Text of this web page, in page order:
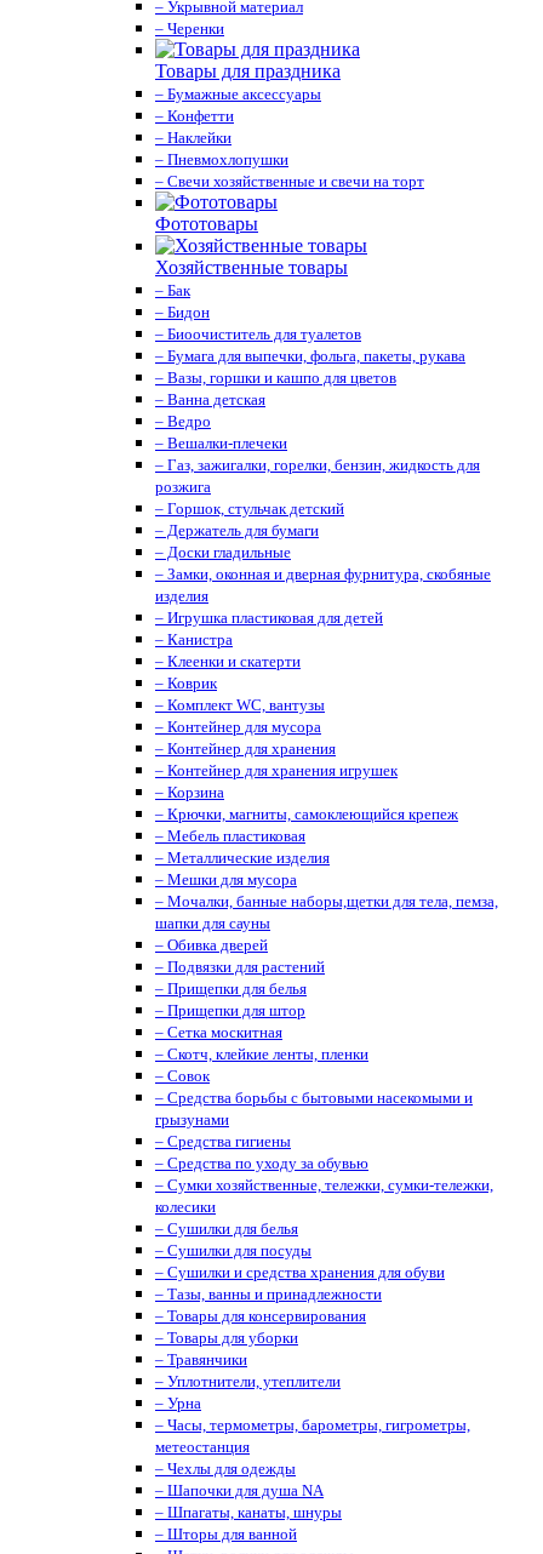
– Укрывной материал
– Черенки
Товары для праздника
– Бумажные аксессуары
– Конфетти
– Наклейки
– Пневмохлопушки
– Свечи хозяйственные и свечи на торт
Фототовары
Хозяйственные товары
– Бак
– Бидон
– Биоочиститель для туалетов
– Бумага для выпечки, фольга, пакеты, рукава
– Вазы, горшки и кашпо для цветов
– Ванна детская
– Ведро
– Вешалки-плечеки
– Газ, зажигалки, горелки, бензин, жидкость для
розжига
– Горшок, стульчак детский
– Держатель для бумаги
– Доски гладильные
– Замки, оконная и дверная фурнитура, скобяные
изделия
– Игрушка пластиковая для детей
– Канистра
– Клеенки и скатерти
– Коврик
– Комплект WC, вантузы
– Контейнер для мусора
– Контейнер для хранения
– Контейнер для хранения игрушек
– Корзина
– Крючки, магниты, cамоклеющийся крепеж
– Мебель пластиковая
– Металлические изделия
– Мешки для мусора
– Мочалки, банные наборы,щетки для тела, пемза,
шапки для сауны
– Обивка дверей
– Подвязки для растений
– Прищепки для белья
– Прищепки для штор
– Сетка москитная
– Скотч, клейкие ленты, пленки
– Совок
– Средства борьбы с бытовыми насекомыми и
грызунами
– Средства гигиены
– Средства по уходу за обувью
– Сумки хозяйственные, тележки, сумки-тележки,
колесики
– Сушилки для белья
– Сушилки для посуды
– Сушилки и средства хранения для обуви
– Тазы, ванны и принадлежности
– Товары для консервирования
– Товары для уборки
– Травянчики
– Уплотнители, утеплители
– Урна
– Часы, термометры, барометры, гигрометры,
метеостанция
– Чехлы для одежды
– Шапочки для душа NA
– Шпагаты, канаты, шнуры
– Шторы для ванной